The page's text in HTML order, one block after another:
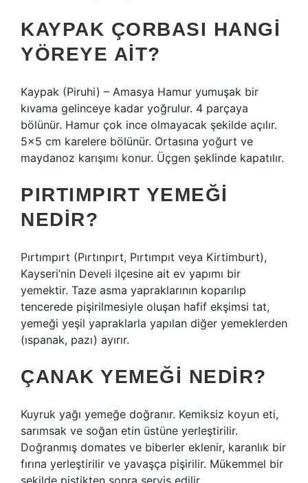
KAYPAK ÇORBASI HANGI
YÖREYE AIT?
Kaypak (Piruhi) – Amasya Hamur yumuşak bir
kıvama gelinceye kadar yoğrulur. 4 parçaya
bölünür. Hamur çok ince olmayacak şekilde açılır.
5×5 cm karelere bölünür. Ortasına yoğurt ve
maydanoz karışımı konur. Üçgen şeklinde kapatılır.
PIRTIMPIRT YEMEĞI
NEDIR?
Pırtımpırt (Pırtınpırt, Pırtımpıt veya Kirtimburt),
Kayseri’nin Develi ilçesine ait ev yapımı bir
yemektir. Taze asma yapraklarının koparılıp
tencerede pişirilmesiyle oluşan hafif ekşimsi tat,
yemeği yeşil yapraklarla yapılan diğer yemeklerden
(ıspanak, pazı) ayırır.
ÇANAK YEMEĞI NEDIR?
Kuyruk yağı yemeğe doğranır. Kemiksiz koyun eti,
sarımsak ve soğan etin üstüne yerleştirilir.
Doğranmış domates ve biberler eklenir, karanlık bir
fırına yerleştirilir ve yavaşça pişirilir. Mükemmel bir
şekilde piştikten sonra servis edilir.